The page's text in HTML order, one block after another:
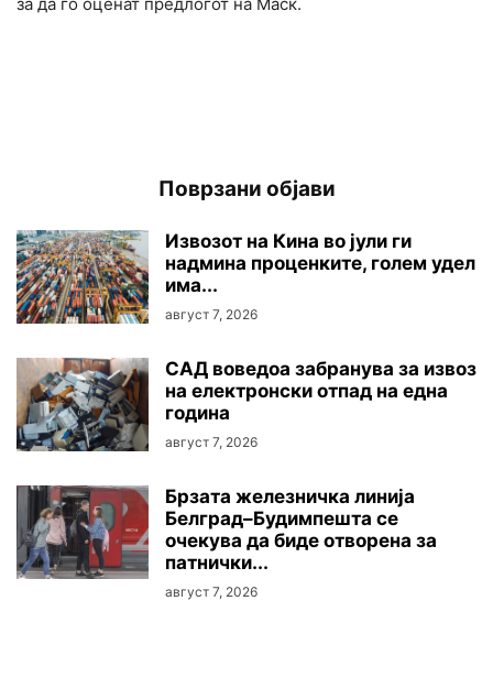
за да го оценат предлогот на Мaск.
Поврзани објави
Извозот на Кина во јули ги
надмина проценките, голем удел
има...
август 7, 2026
САД воведоа забранува за извоз
на електронски отпад на една
година
август 7, 2026
Брзата железничка линија
Белград–Будимпешта се
очекува да биде отворена за
патнички...
август 7, 2026